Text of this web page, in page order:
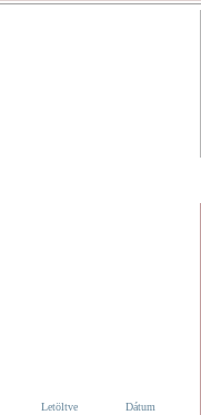
Letöltve
Dátum